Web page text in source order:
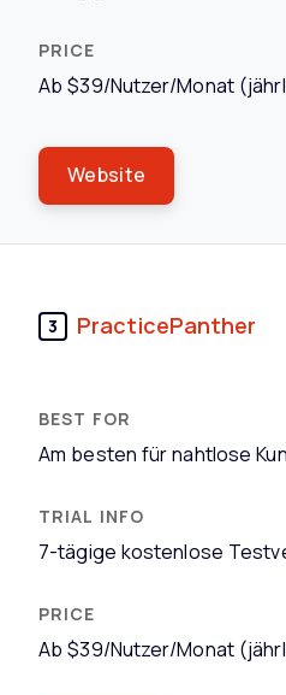
Ab $39/Nutzer/Monat
Website
3 PracticePanther
Am besten für nahtlose
7-tägige kostenlose
Ab $39/Nutzer/Monat